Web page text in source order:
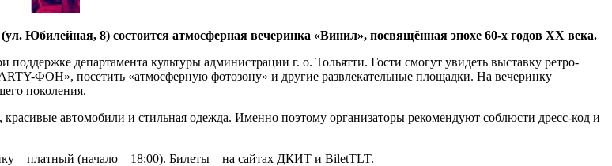
Юбилейная, 8) состоится атмосферная вечеринка «Винил», посвящённая эпохе 60-х годов XX века.
департамента культуры администрации г. о. Тольятти. Гости смогут увидеть выставку ретро-
ФОН», посетить «атмосферную фотозону» и другие развлекательные площадки. На вечеринку
поколения.
автомобили и стильная одежда. Именно поэтому организаторы рекомендуют соблюсти дресс-код и
– платный (начало – 18:00). Билеты – на сайтах ДКИТ и BiletTLT.